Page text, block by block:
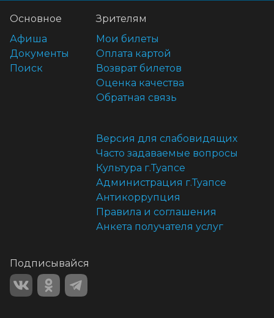
Основное
Афиша
Документы
Поиск
Зрителям
Мои билеты
Оплата картой
Возврат билетов
Оценка качества
Обратная связь
Версия для слабовидящих
Часто задаваемые вопросы
Культура г.Туапсе
Администрация г.Туапсе
Антикоррупция
Правила и соглашения
Анкета получателя услуг
Подписывайся